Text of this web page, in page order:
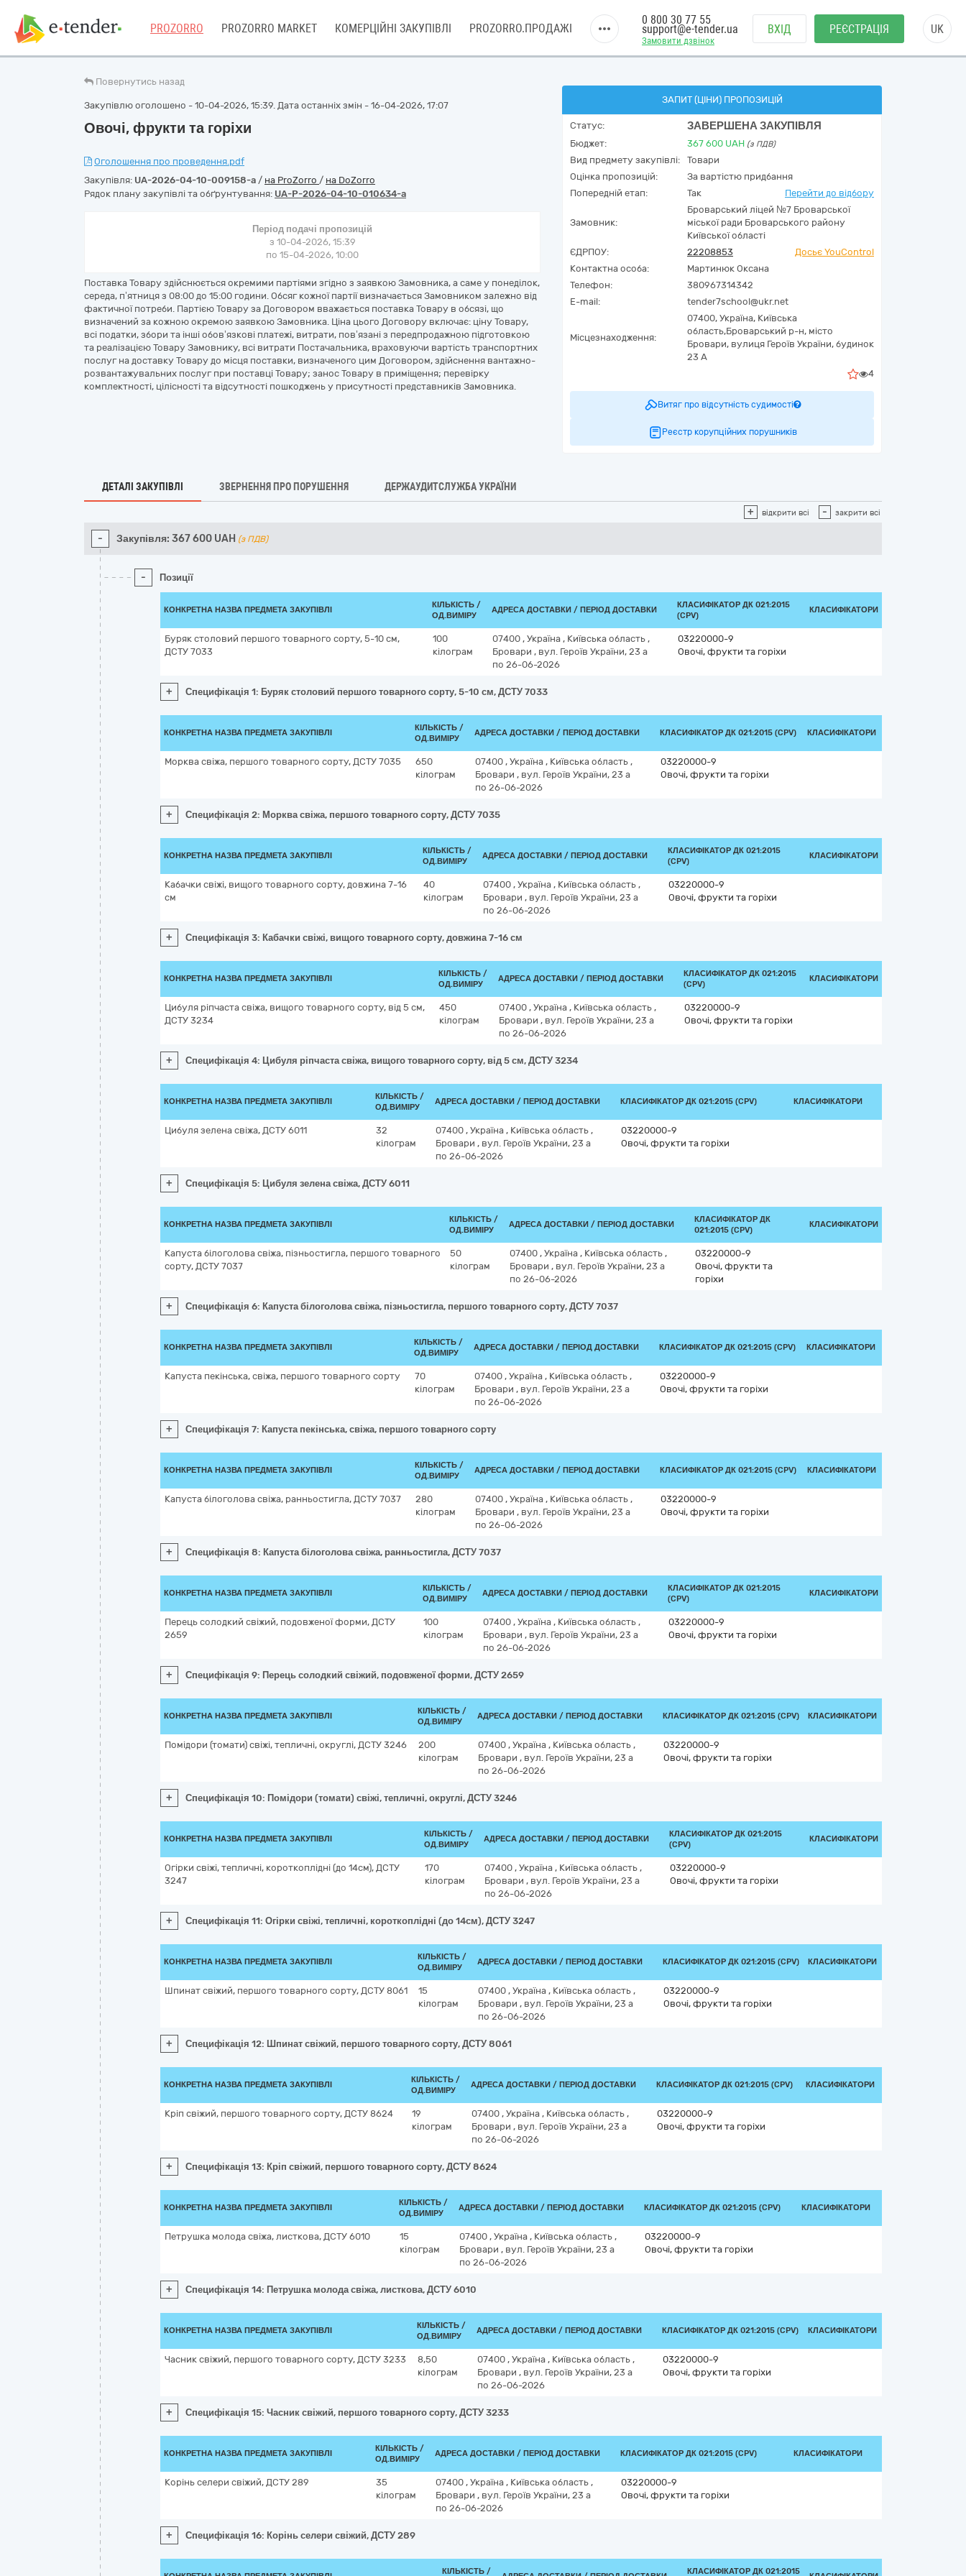
PROZORRO PROZORRO MARKET КОМЕРЦІЙНІ ЗАКУПІВЛІ PROZORRO.ПРОДАЖІ
Замовити дзвінок
0 800 30 77 55
support@e-tender.ua ВХІД РЕЄСТРАЦІЯ UK
Повернутись назад
Закупівлю оголошено - 10-04-2026, 15:39. Дата останніх змін - 16-04-2026, 17:07
Овочі, фрукти та горіхи
Оголошення про проведення.pdf
Закупівля: UA-2026-04-10-009158-a / на ProZorro / на DoZorro
Рядок плану закупівлі та обґрунтування: UA-P-2026-04-10-010634-a
Період подачі пропозицій
з 10-04-2026, 15:39
по 15-04-2026, 10:00
Поставка Товару здійснюється окремими партіями згідно з заявкою Замовника, а саме у понеділок,
середа, п’ятниця з 08:00 до 15:00 години. Обсяг кожної партії визначається Замовником залежно від
фактичної потреби. Партією Товару за Договором вважається поставка Товару в обсязі, що
визначений за кожною окремою заявкою Замовника. Ціна цього Договору включає: ціну Товару,
всі податки, збори та інші обов’язкові платежі, витрати, пов’язані з передпродажною підготовкою
та реалізацією Товару Замовнику, всі витрати Постачальника, враховуючи вартість транспортних
послуг на доставку Товару до місця поставки, визначеного цим Договором, здійснення вантажно-
розвантажувальних послуг при поставці Товару; занос Товару в приміщення; перевірку
комплектності, цілісності та відсутності пошкоджень у присутності представників Замовника.
ЗАПИТ (ЦІНИ) ПРОПОЗИЦІЙ
Статус: ЗАВЕРШЕНА ЗАКУПІВЛЯ
Бюджет: 367 600 UAH (з ПДВ)
Вид предмету закупівлі:
Товари
Оцінка пропозицій:
За вартістю придбання
Попередній етап:
Так Перейти до відбору
Замовник:
Броварський ліцей №7 Броварської
міської ради Броварського району
Київської області
ЄДРПОУ:
22208853
Досьє YouControl
Контактна особа:
Мартинюк Оксана
Телефон:
380967314342
E-mail:
tender7school@ukr.net
Місцезнаходження:
07400, Україна, Київська
область,Броварський р-н, місто
Бровари, вулиця Героїв України, будинок
23 А
4
Витяг про відсутність судимості
Реєстр корупційних порушників
ДЕТАЛІ ЗАКУПІВЛІ ЗВЕРНЕННЯ ПРО ПОРУШЕННЯ ДЕРЖАУДИТСЛУЖБА УКРАЇНИ
+ відкрити всі - закрити всі
- Закупівля: 367 600 UAH (з ПДВ)
- Позиції
КОНКРЕТНА НАЗВА ПРЕДМЕТА ЗАКУПІВЛІ
КІЛЬКІСТЬ /
ОД.ВИМІРУ
АДРЕСА ДОСТАВКИ / ПЕРІОД ДОСТАВКИ
КЛАСИФІКАТОР ДК 021:2015
(CPV)
КЛАСИФІКАТОРИ
Буряк столовий першого товарного сорту, 5-10 см,
ДСТУ 7033
100
кілограм
07400 , Україна , Київська область ,
Бровари , вул. Героїв України, 23 а
по 26-06-2026
03220000-9
Овочі, фрукти та горіхи
+ Специфікація 1: Буряк столовий першого товарного сорту, 5-10 см, ДСТУ 7033
КОНКРЕТНА НАЗВА ПРЕДМЕТА ЗАКУПІВЛІ
КІЛЬКІСТЬ /
ОД.ВИМІРУ
АДРЕСА ДОСТАВКИ / ПЕРІОД ДОСТАВКИ КЛАСИФІКАТОР ДК 021:2015 (CPV) КЛАСИФІКАТОРИ
Морква свіжа, першого товарного сорту, ДСТУ 7035
650
кілограм
07400 , Україна , Київська область ,
Бровари , вул. Героїв України, 23 а
по 26-06-2026
03220000-9
Овочі, фрукти та горіхи
+ Специфікація 2: Морква свіжа, першого товарного сорту, ДСТУ 7035
КОНКРЕТНА НАЗВА ПРЕДМЕТА ЗАКУПІВЛІ
КІЛЬКІСТЬ /
ОД.ВИМІРУ
АДРЕСА ДОСТАВКИ / ПЕРІОД ДОСТАВКИ
КЛАСИФІКАТОР ДК 021:2015
(CPV)
КЛАСИФІКАТОРИ
Кабачки свіжі, вищого товарного сорту, довжина 7-16
см
40
кілограм
07400 , Україна , Київська область ,
Бровари , вул. Героїв України, 23 а
по 26-06-2026
03220000-9
Овочі, фрукти та горіхи
+ Специфікація 3: Кабачки свіжі, вищого товарного сорту, довжина 7-16 см
КОНКРЕТНА НАЗВА ПРЕДМЕТА ЗАКУПІВЛІ
КІЛЬКІСТЬ /
ОД.ВИМІРУ
АДРЕСА ДОСТАВКИ / ПЕРІОД ДОСТАВКИ
КЛАСИФІКАТОР ДК 021:2015
(CPV)
КЛАСИФІКАТОРИ
Цибуля ріпчаста свіжа, вищого товарного сорту, від 5 см,
ДСТУ 3234
450
кілограм
07400 , Україна , Київська область ,
Бровари , вул. Героїв України, 23 а
по 26-06-2026
03220000-9
Овочі, фрукти та горіхи
+ Специфікація 4: Цибуля ріпчаста свіжа, вищого товарного сорту, від 5 см, ДСТУ 3234
КОНКРЕТНА НАЗВА ПРЕДМЕТА ЗАКУПІВЛІ
КІЛЬКІСТЬ /
ОД.ВИМІРУ
АДРЕСА ДОСТАВКИ / ПЕРІОД ДОСТАВКИ КЛАСИФІКАТОР ДК 021:2015 (CPV) КЛАСИФІКАТОРИ
Цибуля зелена свіжа, ДСТУ 6011
32
кілограм
07400 , Україна , Київська область ,
Бровари , вул. Героїв України, 23 а
по 26-06-2026
03220000-9
Овочі, фрукти та горіхи
+ Специфікація 5: Цибуля зелена свіжа, ДСТУ 6011
КОНКРЕТНА НАЗВА ПРЕДМЕТА ЗАКУПІВЛІ
КІЛЬКІСТЬ /
ОД.ВИМІРУ
АДРЕСА ДОСТАВКИ / ПЕРІОД ДОСТАВКИ
КЛАСИФІКАТОР ДК
021:2015 (CPV)
КЛАСИФІКАТОРИ
Капуста білоголова свіжа, пізньостигла, першого товарного
сорту, ДСТУ 7037
50
кілограм
07400 , Україна , Київська область ,
Бровари , вул. Героїв України, 23 а
по 26-06-2026
03220000-9
Овочі, фрукти та
горіхи
+ Специфікація 6: Капуста білоголова свіжа, пізньостигла, першого товарного сорту, ДСТУ 7037
КОНКРЕТНА НАЗВА ПРЕДМЕТА ЗАКУПІВЛІ
КІЛЬКІСТЬ /
ОД.ВИМІРУ
АДРЕСА ДОСТАВКИ / ПЕРІОД ДОСТАВКИ КЛАСИФІКАТОР ДК 021:2015 (CPV) КЛАСИФІКАТОРИ
Капуста пекінська, свіжа, першого товарного сорту
70
кілограм
07400 , Україна , Київська область ,
Бровари , вул. Героїв України, 23 а
по 26-06-2026
03220000-9
Овочі, фрукти та горіхи
+ Специфікація 7: Капуста пекінська, свіжа, першого товарного сорту
КОНКРЕТНА НАЗВА ПРЕДМЕТА ЗАКУПІВЛІ
КІЛЬКІСТЬ /
ОД.ВИМІРУ
АДРЕСА ДОСТАВКИ / ПЕРІОД ДОСТАВКИ КЛАСИФІКАТОР ДК 021:2015 (CPV) КЛАСИФІКАТОРИ
Капуста білоголова свіжа, ранньостигла, ДСТУ 7037
280
кілограм
07400 , Україна , Київська область ,
Бровари , вул. Героїв України, 23 а
по 26-06-2026
03220000-9
Овочі, фрукти та горіхи
+ Специфікація 8: Капуста білоголова свіжа, ранньостигла, ДСТУ 7037
КОНКРЕТНА НАЗВА ПРЕДМЕТА ЗАКУПІВЛІ
КІЛЬКІСТЬ /
ОД.ВИМІРУ
АДРЕСА ДОСТАВКИ / ПЕРІОД ДОСТАВКИ
КЛАСИФІКАТОР ДК 021:2015
(CPV)
КЛАСИФІКАТОРИ
Перець солодкий свіжий, подовженої форми, ДСТУ
2659
100
кілограм
07400 , Україна , Київська область ,
Бровари , вул. Героїв України, 23 а
по 26-06-2026
03220000-9
Овочі, фрукти та горіхи
+ Специфікація 9: Перець солодкий свіжий, подовженої форми, ДСТУ 2659
КОНКРЕТНА НАЗВА ПРЕДМЕТА ЗАКУПІВЛІ
КІЛЬКІСТЬ /
ОД.ВИМІРУ
АДРЕСА ДОСТАВКИ / ПЕРІОД ДОСТАВКИ КЛАСИФІКАТОР ДК 021:2015 (CPV) КЛАСИФІКАТОРИ
Помідори (томати) свіжі, тепличні, округлі, ДСТУ 3246
200
кілограм
07400 , Україна , Київська область ,
Бровари , вул. Героїв України, 23 а
по 26-06-2026
03220000-9
Овочі, фрукти та горіхи
+ Специфікація 10: Помідори (томати) свіжі, тепличні, округлі, ДСТУ 3246
КОНКРЕТНА НАЗВА ПРЕДМЕТА ЗАКУПІВЛІ
КІЛЬКІСТЬ /
ОД.ВИМІРУ
АДРЕСА ДОСТАВКИ / ПЕРІОД ДОСТАВКИ
КЛАСИФІКАТОР ДК 021:2015
(CPV)
КЛАСИФІКАТОРИ
Огірки свіжі, тепличні, короткоплідні (до 14см), ДСТУ
3247
170
кілограм
07400 , Україна , Київська область ,
Бровари , вул. Героїв України, 23 а
по 26-06-2026
03220000-9
Овочі, фрукти та горіхи
+ Специфікація 11: Огірки свіжі, тепличні, короткоплідні (до 14см), ДСТУ 3247
КОНКРЕТНА НАЗВА ПРЕДМЕТА ЗАКУПІВЛІ
КІЛЬКІСТЬ /
ОД.ВИМІРУ
АДРЕСА ДОСТАВКИ / ПЕРІОД ДОСТАВКИ КЛАСИФІКАТОР ДК 021:2015 (CPV) КЛАСИФІКАТОРИ
Шпинат свіжий, першого товарного сорту, ДСТУ 8061
15
кілограм
07400 , Україна , Київська область ,
Бровари , вул. Героїв України, 23 а
по 26-06-2026
03220000-9
Овочі, фрукти та горіхи
+ Специфікація 12: Шпинат свіжий, першого товарного сорту, ДСТУ 8061
КОНКРЕТНА НАЗВА ПРЕДМЕТА ЗАКУПІВЛІ
КІЛЬКІСТЬ /
ОД.ВИМІРУ
АДРЕСА ДОСТАВКИ / ПЕРІОД ДОСТАВКИ КЛАСИФІКАТОР ДК 021:2015 (CPV) КЛАСИФІКАТОРИ
Кріп свіжий, першого товарного сорту, ДСТУ 8624
19
кілограм
07400 , Україна , Київська область ,
Бровари , вул. Героїв України, 23 а
по 26-06-2026
03220000-9
Овочі, фрукти та горіхи
+ Специфікація 13: Кріп свіжий, першого товарного сорту, ДСТУ 8624
КОНКРЕТНА НАЗВА ПРЕДМЕТА ЗАКУПІВЛІ
КІЛЬКІСТЬ /
ОД.ВИМІРУ
АДРЕСА ДОСТАВКИ / ПЕРІОД ДОСТАВКИ КЛАСИФІКАТОР ДК 021:2015 (CPV) КЛАСИФІКАТОРИ
Петрушка молода свіжа, листкова, ДСТУ 6010
15
кілограм
07400 , Україна , Київська область ,
Бровари , вул. Героїв України, 23 а
по 26-06-2026
03220000-9
Овочі, фрукти та горіхи
+ Специфікація 14: Петрушка молода свіжа, листкова, ДСТУ 6010
КОНКРЕТНА НАЗВА ПРЕДМЕТА ЗАКУПІВЛІ
КІЛЬКІСТЬ /
ОД.ВИМІРУ
АДРЕСА ДОСТАВКИ / ПЕРІОД ДОСТАВКИ КЛАСИФІКАТОР ДК 021:2015 (CPV) КЛАСИФІКАТОРИ
Часник свіжий, першого товарного сорту, ДСТУ 3233
8,50
кілограм
07400 , Україна , Київська область ,
Бровари , вул. Героїв України, 23 а
по 26-06-2026
03220000-9
Овочі, фрукти та горіхи
+ Специфікація 15: Часник свіжий, першого товарного сорту, ДСТУ 3233
КОНКРЕТНА НАЗВА ПРЕДМЕТА ЗАКУПІВЛІ
КІЛЬКІСТЬ /
ОД.ВИМІРУ
АДРЕСА ДОСТАВКИ / ПЕРІОД ДОСТАВКИ КЛАСИФІКАТОР ДК 021:2015 (CPV) КЛАСИФІКАТОРИ
Корінь селери свіжий, ДСТУ 289
35
кілограм
07400 , Україна , Київська область ,
Бровари , вул. Героїв України, 23 а
по 26-06-2026
03220000-9
Овочі, фрукти та горіхи
+ Специфікація 16: Корінь селери свіжий, ДСТУ 289
КІЛЬКІСТЬ / КЛАСИФІКАТОР ДК 021:2015